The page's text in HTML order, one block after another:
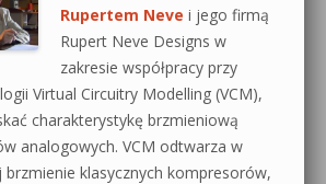
Rupertem Neve i jego firmą
Rupert Neve Designs w
zakresie współpracy przy
Virtual Circuitry Modelling (VCM),
charakterystykę brzmieniową
analogowych. VCM odtwarza w
klasycznych kompresorów,